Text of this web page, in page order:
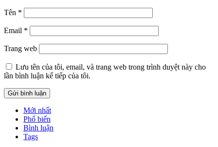
Tên *
Email *
Trang web
Lưu tên của tôi, email, và trang web trong trình duyệt này cho
lần bình luận kế tiếp của tôi.
Mới nhất
Phổ biến
Bình luận
Tags